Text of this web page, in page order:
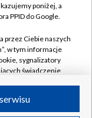
poniżej, a
PPID do Google.
przez Ciebie naszych
w tym informacje
sygnalizatory
świadczenie